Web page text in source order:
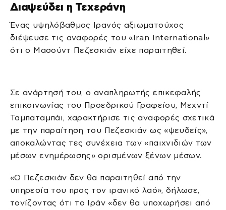
Διαψεύδει η Τεχεράνη
Ένας υψηλόβαθμος Ιρανός αξιωματούχος
διέψευσε τις αναφορές του «Iran International»
ότι ο Μασούντ Πεζεσκιάν είχε παραιτηθεί.
Σε ανάρτησή του, ο αναπληρωτής επικεφαλής
επικοινωνίας του Προεδρικού Γραφείου, Μεχντί
Ταμπαταμπάι, χαρακτήρισε τις αναφορές σχετικά
με την παραίτηση του Πεζεσκιάν ως «ψευδείς»,
αποκαλώντας τες συνέχεια των «παιχνιδιών των
μέσων ενημέρωσης» ορισμένων ξένων μέσων.
«Ο Πεζεσκιάν δεν θα παραιτηθεί από την
υπηρεσία του προς τον ιρανικό λαό», δήλωσε,
τονίζοντας ότι το Ιράν «δεν θα υποχωρήσει από